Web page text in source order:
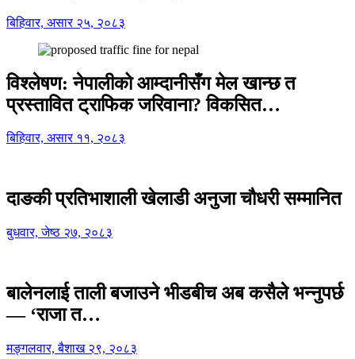
बिहिवार, असार २५, २०८३
विश्लेषण: नेपालीको आम्दानीसँग मेल खान्छ त
प्रस्तावित ट्राफिक जरिवाना? विकसित…
बिहिवार, असार ११, २०८३
दाङकी प्रतिभाशाली खेलाडी अनुजा चौधरी सम्मानित
बुधवार, जेष्ठ २७, २०८३
बालेनलाई ताली बजाउने भीडबीच अब कसैले भन्नुपर्छ
— ‘राजा त…
मङ्गलवार, बैशाख २९, २०८३